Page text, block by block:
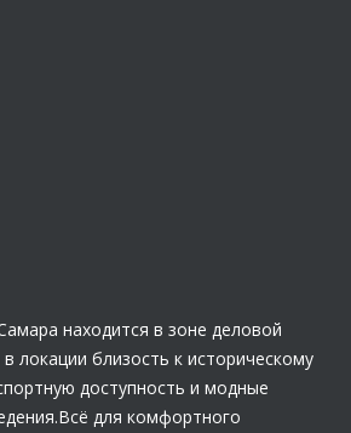
находится в зоне деловой
локации близость к историческому
доступность и модные
для комфортного